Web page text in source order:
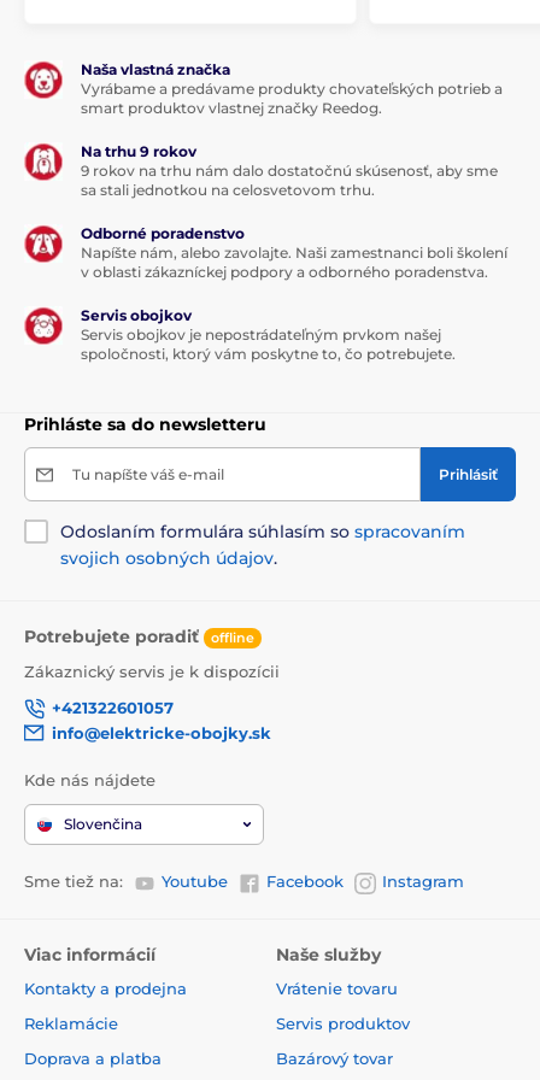
Okrem toho je Petoneer Nutri Vision Mini
kompatibilný s aplikáciouTUYA, čo umožňuje jeho
integráciu s ostatnými zariadeniami v aplikácii TUYA.
spravovať a synchronizovať rôzne inteligentné
zariadenia vo vašej domácnosti, čo prináša ešte väčšie
pohodlie a kontrolu nad starostlivosťou o vaše domáce
zvieratá.
Rozmery: 19 x 19 x 31 cm
Technické špecifikácie sa môžu zmeniť bez
predchádzajúceho upozornenia. Obrázky majú len
ilustračný charakter.
Produkt je zaradený v kategóriách
SmartPet
Chovateľstvo Misky a dávkovače
Dávkovače krmiva
Naša vlastná značka
Vyrábame a predávame produkty chovateľských potrieb a
smart produktov vlastnej značky Reedog.
Na trhu 9 rokov
9 rokov na trhu nám dalo dostatočnú skúsenosť, aby sme
sa stali jednotkou na celosvetovom trhu.
Odborné poradenstvo
Napíšte nám, alebo zavolajte. Naši zamestnanci boli školení
v oblasti zákazníckej podpory a odborného poradenstva.
Servis obojkov
Servis obojkov je nepostrádateľným prvkom našej
spoločnosti, ktorý vám poskytne to, čo potrebujete.
Prihláste sa do newsletteru
Tu napíšte váš e-mail Prihlásiť
Odoslaním formulára súhlasím so spracovaním
svojich osobných údajov.
Potrebujete poradiť offline
Zákaznický servis je k dispozícii
+421322601057
info@elektricke-obojky.sk
Kde nás nájdete
Slovenčina
Sme tiež na: Youtube Facebook Instagram
Viac informácií
Kontakty a prodejna
Reklamácie
Doprava a platba
Naše služby
Vrátenie tovaru
Servis produktov
Bazárový tovar